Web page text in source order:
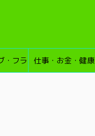
・フラ 仕事・お金・健